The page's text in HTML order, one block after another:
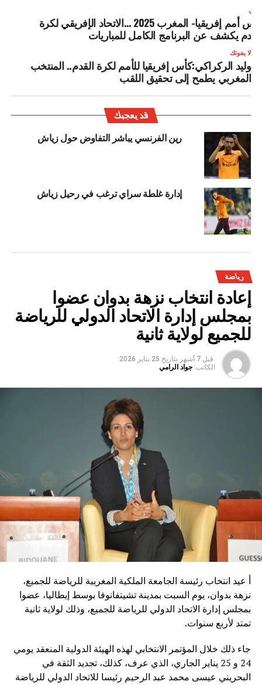
كأس أمم إفريقيا- المغرب 2025 …الاتحاد الإفريقي لكرة
يكشف عن البرنامج الكامل للمباريات
لا يفوتك
وليد الركراكي:كأس إفريقيا للأمم لكرة القدم.. المنتخب
المغربي يطمح إلى تحقيق اللقب
قد يعجبك
رين الفرنسي يباشر التفاوض حول زياش
إدارة غلطة سراي ترغب في رحيل زياش
رياضة
إعادة انتخاب نزهة بدوان عضوا
بمجلس إدارة الاتحاد الدولي للرياضة
للجميع لولاية ثانية
قبل 7 أشهر بتاريخ 25 يناير 2026
الكاتب: جواد الرامي
أ عيد انتخاب رئيسة الجامعة الملكية المغربية للرياضة للجميع،
نزهة بدوان، يوم السبت بمدينة تشيتفانوفا بوسط إيطاليا، عضوا
بمجلس إدارة الاتحاد الدولي للرياضة للجميع، وذلك لولاية ثانية
تمتد لأربع سنوات.
جاء ذلك خلال المؤتمر الانتخابي لهذه الهيئة الدولية المنعقد يومي
24 و 25 يناير الجاري، الذي عرف، كذلك، تجديد الثقة في
البحريني عيسى محمد عبد الرحيم رئيسا للاتحاد الدولي للرياضة